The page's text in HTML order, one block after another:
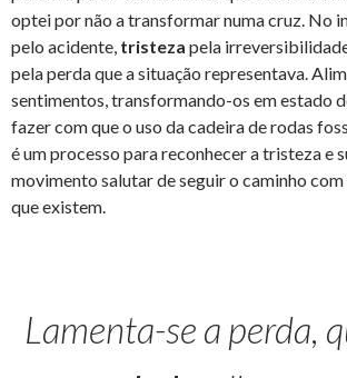
optei por não a transformar numa cruz. No
pelo acidente, tristeza pela
pela perda que a situação representava.
sentimentos, transformando-os em estado
fazer com que o uso da cadeira de rodas
é um processo para reconhecer a tristeza e
movimento salutar de seguir o caminho
que existem.
Lamenta-se a perda,